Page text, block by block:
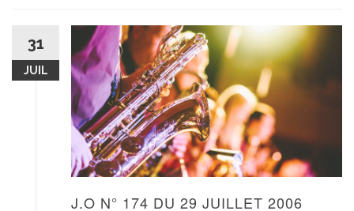
31
JUIL
J.O N° 174 DU 29 JUILLET 2006